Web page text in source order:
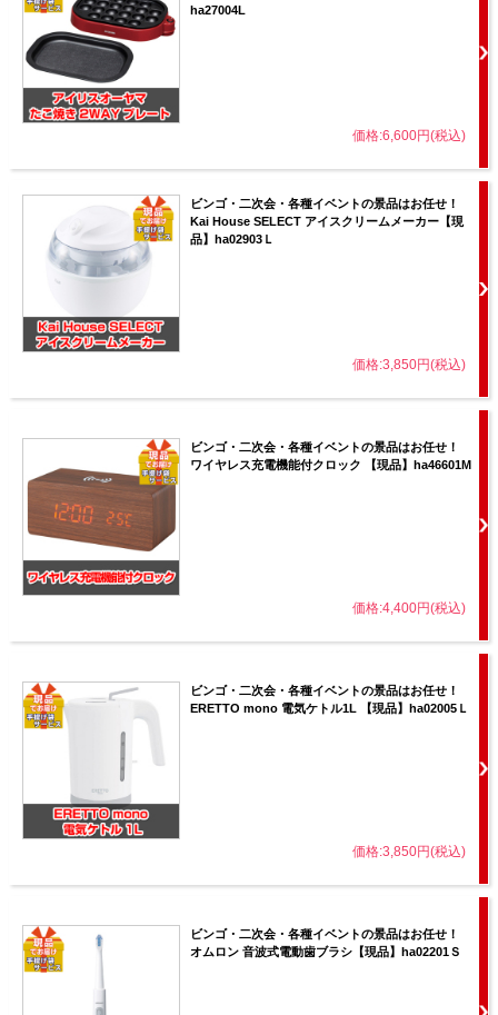
ha27004L
価格:6,600円(税込)
ビンゴ・二次会・各種イベントの景品はお任せ！
Kai House SELECT アイスクリームメーカー【現
品】ha02903Ｌ
価格:3,850円(税込)
ビンゴ・二次会・各種イベントの景品はお任せ！
ワイヤレス充電機能付クロック 【現品】ha46601M
価格:4,400円(税込)
ビンゴ・二次会・各種イベントの景品はお任せ！
ERETTO mono 電気ケトル1L 【現品】ha02005Ｌ
価格:3,850円(税込)
ビンゴ・二次会・各種イベントの景品はお任せ！
オムロン 音波式電動歯ブラシ【現品】ha02201Ｓ